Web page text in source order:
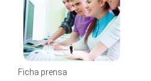
Ficha prensa